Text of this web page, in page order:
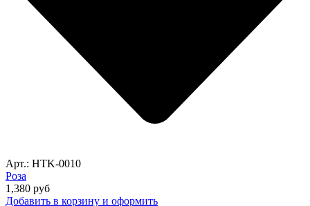
Арт.: HTK-0010
Роза
1,380 руб
Добавить в корзину и оформить